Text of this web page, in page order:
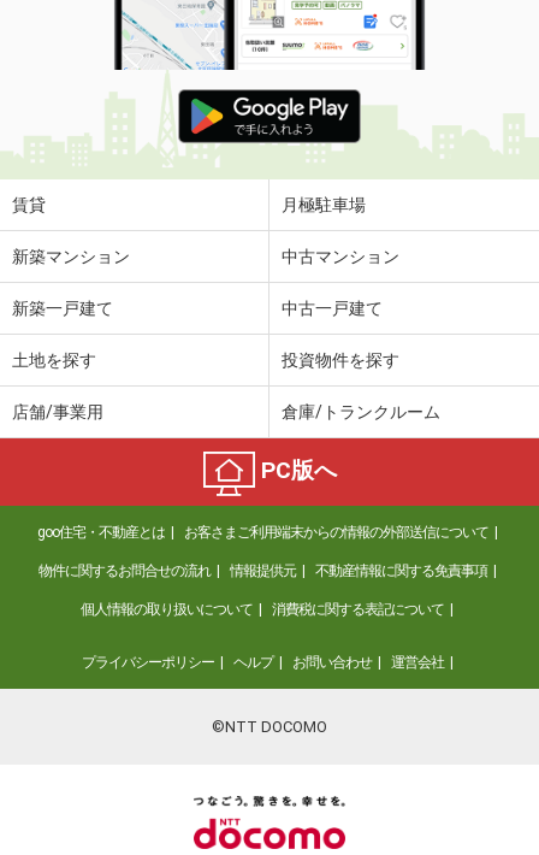
賃貸 月極駐車場
新築マンション 中古マンション
新築一戸建て 中古一戸建て
土地を探す 投資物件を探す
店舗/事業用 倉庫/トランクルーム
PC版へ
goo住宅・不動産とは お客さまご利用端末からの情報の外部送信について
物件に関するお問合せの流れ 情報提供元 不動産情報に関する免責事項
個人情報の取り扱いについて 消費税に関する表記について
プライバシーポリシー ヘルプ お問い合わせ 運営会社
©NTT DOCOMO